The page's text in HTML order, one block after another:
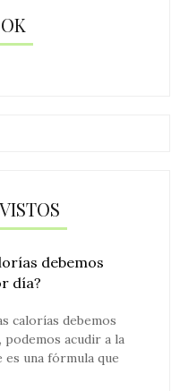
debemos
día?
calorías debemos
acudir a la
una fórmula que